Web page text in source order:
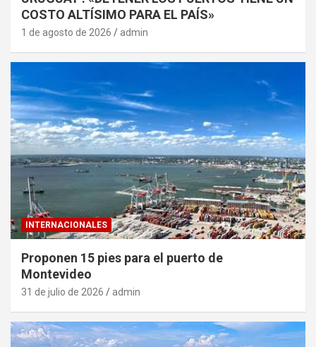
COSTO ALTÍSIMO PARA EL PAÍS»
1 de agosto de 2026 admin
INTERNACIONALES
Proponen 15 pies para el puerto de
Montevideo
31 de julio de 2026 admin